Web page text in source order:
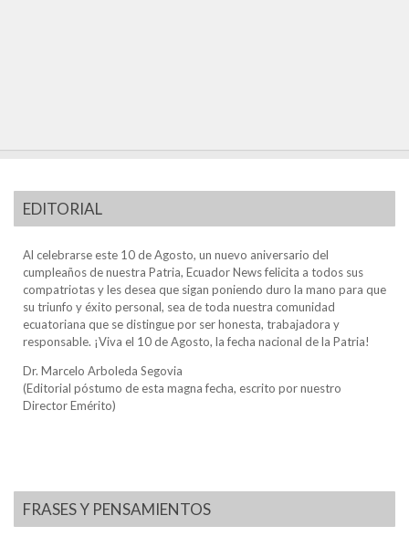
EDITORIAL
Al celebrarse este 10 de Agosto, un nuevo aniversario del
cumpleaños de nuestra Patria, Ecuador News felicita a todos sus
compatriotas y les desea que sigan poniendo duro la mano para que
su triunfo y éxito personal, sea de toda nuestra comunidad
ecuatoriana que se distingue por ser honesta, trabajadora y
responsable. ¡Viva el 10 de Agosto, la fecha nacional de la Patria!
Dr. Marcelo Arboleda Segovia
(Editorial póstumo de esta magna fecha, escrito por nuestro
Director Emérito)
FRASES Y PENSAMIENTOS